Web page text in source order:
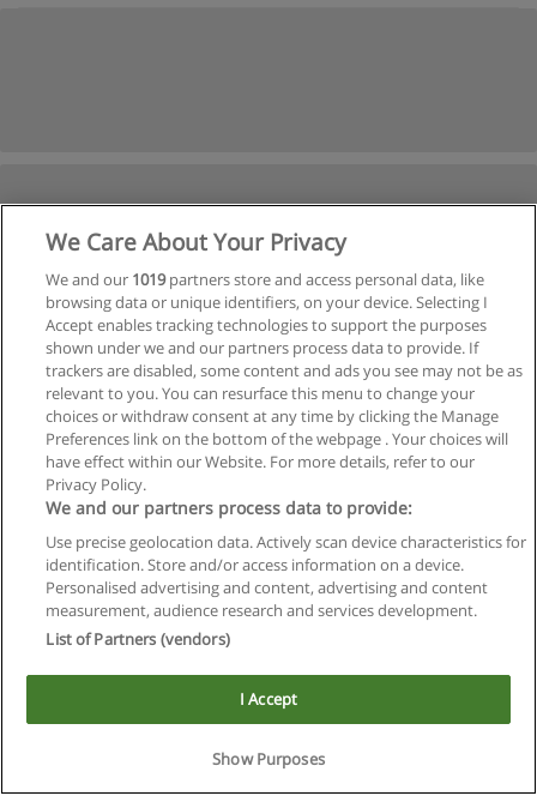
Reglas de uso
Privacidad de datos
Contactar con Educaedu
Copyright © Educaedu Business S.L. - CIF : B-95610580: -
www.educaedu.com.ar
Este sitio utiliza cookies.
Si continua navegando, consideramos que acepta su uso.
|
We Care About Your Privacy
We and our 1019partners store and access personal data, like
browsing data or unique identifiers, on your device. Selecting I
Accept enables tracking technologies to support the purposes
shown under we and our partners process data to provide. If
trackers are disabled, some content and ads you see may not be as
relevant to you. You can resurface this menu to change your
choices or withdraw consent at any time by clicking the Manage
Preferences link on the bottom of the webpage . Your choices will
have effect within our Website. For more details, refer to our
Privacy Policy.
We and our partners process data to provide:
Use precise geolocation data. Actively scan device characteristics for
identification. Store and/or access information on a device.
Personalised advertising and content, advertising and content
measurement, audience research and services development.
List of Partners (vendors)
I Accept
Show Purposes